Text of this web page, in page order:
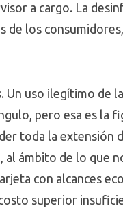
a cargo. La
los
uso ilegítimo de
pero esa es la
toda la extensión
ámbito de lo que
con alcances
superior